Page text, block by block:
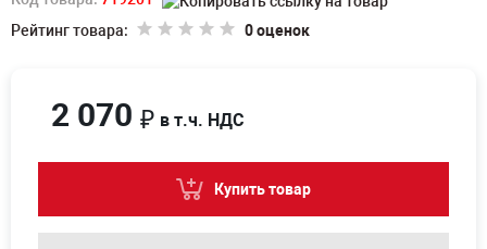
Рейтинг товара:
0 оценок
2 070 ₽ в т.ч. НДС
Купить товар